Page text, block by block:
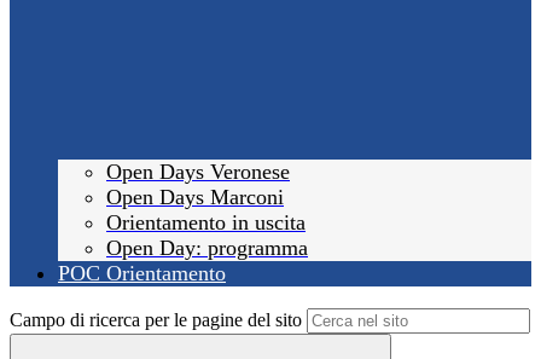
Open Days Veronese
Open Days Marconi
Orientamento in uscita
Open Day: programma
POC Orientamento
Campo di ricerca per le pagine del sito